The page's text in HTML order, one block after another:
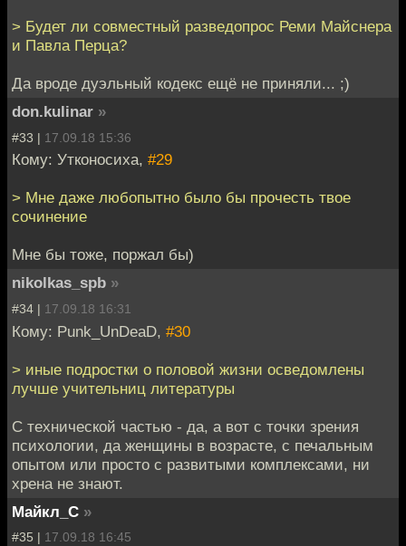
> Будет ли совместный разведопрос Реми Майснера
и Павла Перца?
Да вроде дуэльный кодекс ещё не приняли... ;)
don.kulinar »
#33 | 17.09.18 15:36
Кому: Утконосиха, #29
> Мне даже любопытно было бы прочесть твое
сочинение
Мне бы тоже, поржал бы)
nikolkas_spb »
#34 | 17.09.18 16:31
Кому: Punk_UnDeaD, #30
> иные подростки о половой жизни осведомлены
лучше учительниц литературы
С технической частью - да, а вот с точки зрения
психологии, да женщины в возрасте, с печальным
опытом или просто с развитыми комплексами, ни
хрена не знают.
Майкл_С »
#35 | 17.09.18 16:45